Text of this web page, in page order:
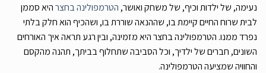
נעימה, של ילדות וכיף, של משחק ואושר, הטרמפולינה בחצרהיא סממן
לבית שרוח החיים קיימת בו, שההנאה שוררת בו, ושהכיף הוא חלק בלתי
נפרד ממנו. הטרמפולינה בחצר היא מזמינה, ובין רגע תראה איך האורחים
השונים, חברים של ילדיך, וכל הסביבה שתחלוף בביתך, תהנה מהקסם
והחוויה שמציעה הטרמפולינה.